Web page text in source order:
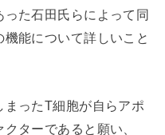
た石田氏らによって同
能について詳しいこと
まったT細胞が自らアポ
ターであると願い、